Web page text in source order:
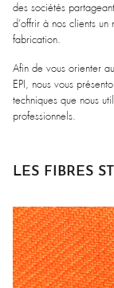
des sociétés
d’offrir à nos clients
fabrication.
Afin de vous orienter
EPI, nous vous
techniques que nous
professionnels.
LES FIBRES